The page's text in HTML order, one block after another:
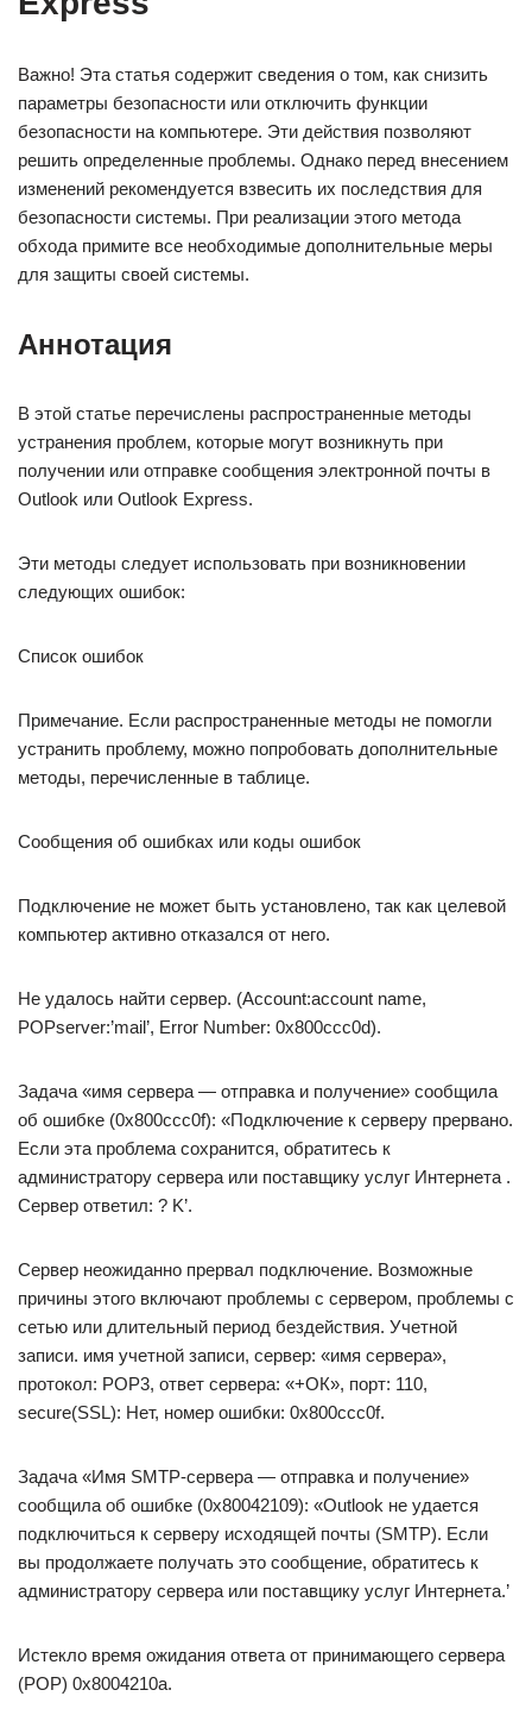
Важно! Эта статья содержит сведения о том, как снизить
параметры безопасности или отключить функции
безопасности на компьютере. Эти действия позволяют
решить определенные проблемы. Однако перед внесением
изменений рекомендуется взвесить их последствия для
безопасности системы. При реализации этого метода
обхода примите все необходимые дополнительные меры
для защиты своей системы.
Аннотация
В этой статье перечислены распространенные методы
устранения проблем, которые могут возникнуть при
получении или отправке сообщения электронной почты в
Outlook или Outlook Express.
Эти методы следует использовать при возникновении
следующих ошибок:
Список ошибок
Примечание. Если распространенные методы не помогли
устранить проблему, можно попробовать дополнительные
методы, перечисленные в таблице.
Сообщения об ошибках или коды ошибок
Подключение не может быть установлено, так как целевой
компьютер активно отказался от него.
Не удалось найти сервер. (Account:account name,
POPserver:’mail’, Error Number: 0x800ccc0d).
Задача «имя сервера — отправка и получение» сообщила
об ошибке (0x800ccc0f): «Подключение к серверу прервано.
Если эта проблема сохранится, обратитесь к
администратору сервера или поставщику услуг Интернета .
Сервер ответил: ? K’.
Сервер неожиданно прервал подключение. Возможные
причины этого включают проблемы с сервером, проблемы с
сетью или длительный период бездействия. Учетной
записи. имя учетной записи, сервер: «имя сервера»,
протокол: POP3, ответ сервера: «+ОК», порт: 110,
secure(SSL): Нет, номер ошибки: 0x800ccc0f.
Задача «Имя SMTP-сервера — отправка и получение»
сообщила об ошибке (0x80042109): «Outlook не удается
подключиться к серверу исходящей почты (SMTP). Если
вы продолжаете получать это сообщение, обратитесь к
администратору сервера или поставщику услуг Интернета.’
Истекло время ожидания ответа от принимающего сервера
(POP) 0x8004210a.